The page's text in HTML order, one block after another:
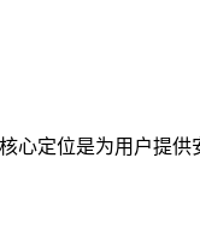
心定位是为用户提